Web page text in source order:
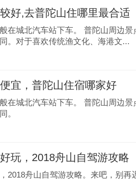
好,去普陀山住哪里最合适
在城北汽车站下车。 普陀山周边
。对于喜欢传统渔文化、海港文...
宜，普陀山住宿哪家好
在城北汽车站下车。 普陀山周边
。
玩，2018舟山自驾游攻略
2018舟山自驾游攻略。来吧，别再